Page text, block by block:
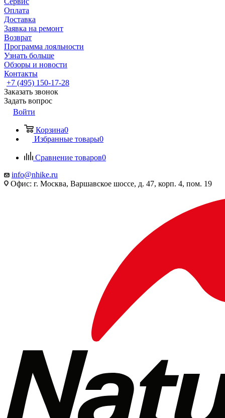
Оплата
Доставка
Заявка на ремонт
Возврат
Программа лояльности
Узнать больше
Обзоры и новости
Контакты
+7 (495) 150-17-28
Заказать звонок
Задать вопрос
Войти
Корзина0
Избранные товары0
Сравнение товаров0
info@nhike.ru
Офис: г. Москва, Варшавское шоссе, д. 47, корп. 4, пом. 19